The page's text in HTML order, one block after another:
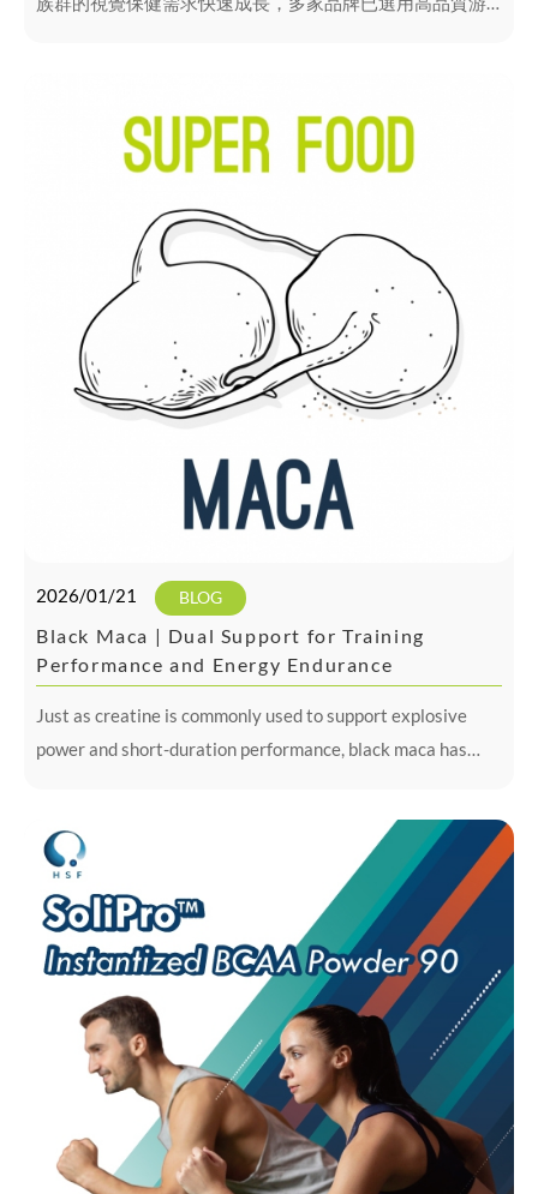
並獲得媒體專題報導肯定。
2026/01/21 BLOG
Black Maca | Dual Support for Training
Performance and Energy Endurance
Just as creatine is commonly used to support explosive
power and short-duration performance, black maca has
active individuals for its association with endurance
maintenance, fatigue management, ...